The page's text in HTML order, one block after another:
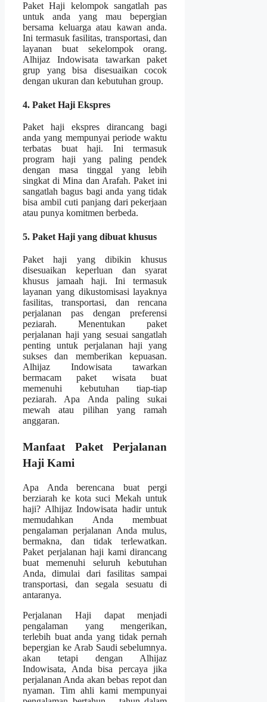
Paket Haji kelompok sangatlah pas
untuk anda yang mau bepergian
bersama keluarga atau kawan anda.
Ini termasuk fasilitas, transportasi, dan
layanan buat sekelompok orang.
Alhijaz Indowisata tawarkan paket
grup yang bisa disesuaikan cocok
dengan ukuran dan kebutuhan group.
4. Paket Haji Ekspres
Paket haji ekspres dirancang bagi
anda yang mempunyai periode waktu
terbatas buat haji. Ini termasuk
program haji yang paling pendek
dengan masa tinggal yang lebih
singkat di Mina dan Arafah. Paket ini
sangatlah bagus bagi anda yang tidak
bisa ambil cuti panjang dari pekerjaan
atau punya komitmen berbeda.
5. Paket Haji yang dibuat khusus
Paket haji yang dibikin khusus
disesuaikan keperluan dan syarat
khusus jamaah haji. Ini termasuk
layanan yang dikustomisasi layaknya
fasilitas, transportasi, dan rencana
perjalanan pas dengan preferensi
peziarah. Menentukan paket
perjalanan haji yang sesuai sangatlah
penting untuk perjalanan haji yang
sukses dan memberikan kepuasan.
Alhijaz Indowisata tawarkan
bermacam paket wisata buat
memenuhi kebutuhan tiap-tiap
peziarah. Apa Anda paling sukai
mewah atau pilihan yang ramah
anggaran.
Manfaat Paket Perjalanan
Haji Kami
Apa Anda berencana buat pergi
berziarah ke kota suci Mekah untuk
haji? Alhijaz Indowisata hadir untuk
memudahkan Anda membuat
pengalaman perjalanan Anda mulus,
bermakna, dan tidak terlewatkan.
Paket perjalanan haji kami dirancang
buat memenuhi seluruh kebutuhan
Anda, dimulai dari fasilitas sampai
transportasi, dan segala sesuatu di
antaranya.
Perjalanan Haji dapat menjadi
pengalaman yang mengerikan,
terlebih buat anda yang tidak pernah
bepergian ke Arab Saudi sebelumnya.
akan tetapi dengan Alhijaz
Indowisata, Anda bisa percaya jika
perjalanan Anda akan bebas repot dan
nyaman. Tim ahli kami mempunyai